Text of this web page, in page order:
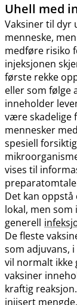
Uhell med
Vaksiner til dyr
menneske,
medføre risiko
injeksjonen
første rekke
eller som følge
inneholder
være skadelige
mennesker
spesiell
vises til
Det kan oppstå
lokal, men som
generell
De fleste
som adjuvans,
vil normalt ikke
vaksiner
kraftig
injisert